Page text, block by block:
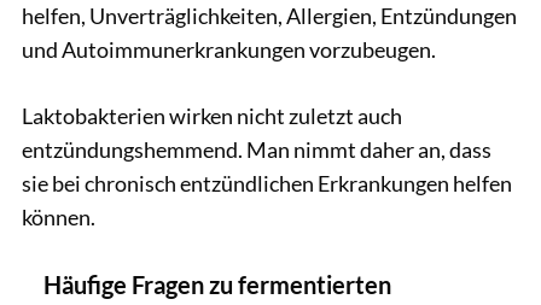
helfen, Unverträglichkeiten, Allergien, Entzündungen
und Autoimmunerkrankungen vorzubeugen.
Laktobakterien wirken nicht zuletzt auch
entzündungshemmend. Man nimmt daher an, dass
sie bei chronisch entzündlichen Erkrankungen helfen
können.
Häufige Fragen zu fermentierten